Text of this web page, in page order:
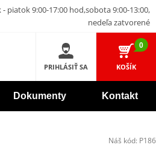
piatok 9:00-17:00 hod,sobota 9:00-13:00,
nedeľa zatvorené
PRIHLÁSIŤ SA
0
KOŠÍK
Dokumenty Kontakt
Náš kód: P186